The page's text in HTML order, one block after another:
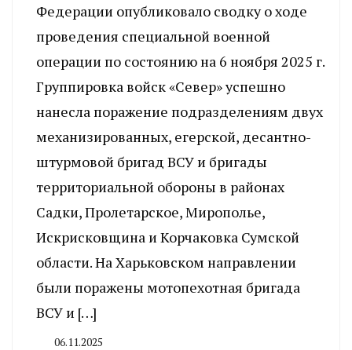
Федерации опубликовало сводку о ходе
проведения специальной военной
операции по состоянию на 6 ноября 2025 г.
Группировка войск «Север» успешно
нанесла поражение подразделениям двух
механизированных, егерской, десантно-
штурмовой бригад ВСУ и бригады
территориальной обороны в районах
Садки, Пролетарское, Мирополье,
Искрисковщина и Корчаковка Сумской
области. На Харьковском направлении
были поражены мотопехотная бригада
ВСУ и […]
06.11.2025